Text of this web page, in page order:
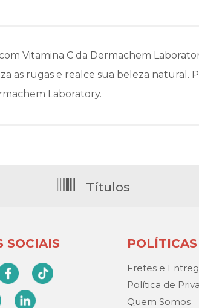
Vitamina C da Dermachem
as rugas e realce sua beleza natural.
Laboratory.
Títulos
SOCIAIS POLÍTICAS
Fretes e
Política de
Quem Somos